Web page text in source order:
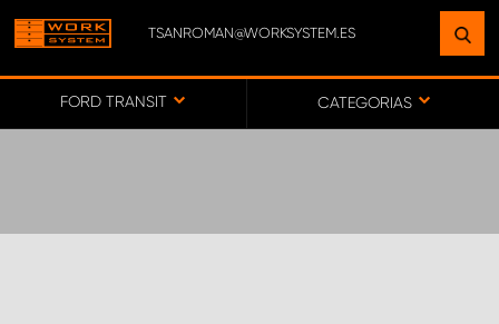
TSANROMAN@WORKSYSTEM.ES
FORD TRANSIT CATEGORIAS
ENCUENTRE UNA INSTALACIÓN
CERCA DE USTED